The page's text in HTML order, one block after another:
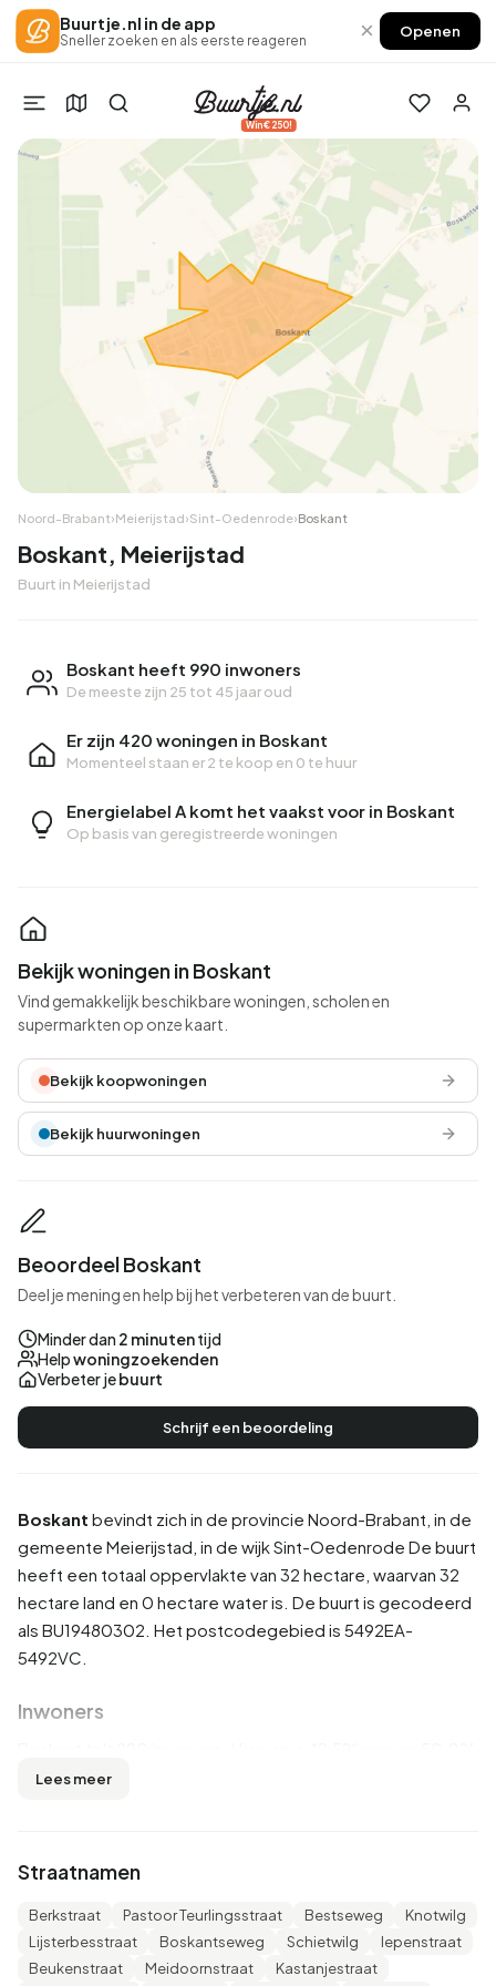
Buurtje.nl in de app
Sneller zoeken en als eerste reageren × Openen
Win €250!
Noord-Brabant›Meierijstad›Sint-Oedenrode›Boskant
Boskant, Meierijstad
Buurt in Meierijstad
Boskant heeft 990 inwoners
De meeste zijn 25 tot 45 jaar oud
Er zijn 420 woningen in Boskant
Momenteel staan er2 te koop en 0 te huur
Energielabel A komt het vaakst voor in Boskant
Op basis van geregistreerde woningen
Boskant bevindt zich in de provincie Noord-Brabant , in de
gemeente Meierijstad , in de wijkSint-Oedenrode De buurt
heeft een totaal oppervlakte van 32 hectare, waarvan 32
hectare land en 0 hectare water is. De buurt is gecodeerd
als BU19480302. Het postcodegebied is 5492EA-
5492VC.
Inwoners
vrouw. De meeste inwoners zijn 25 tot 45 jaar (29,8%). De
ongehuwd, 39,4% is gehuwd, 6,1% is gescheiden en 4,5%
is verweduwd. 860 inwoners komen uit Nederland, 65
komen uit Europa en 70 komen uit landen buiten Europa.
Lees meer
Straatnamen
Berkstraat Pastoor Teurlingsstraat Bestseweg
Knotwilg
Lijsterbesstraat
Boskantseweg Schietwilg
Iepenstraat
Beukenstraat
Meidoornstraat
Kastanjestraat
Bekijk woningen in Boskant
Vind gemakkelijk beschikbare woningen, scholen en
supermarkten op onze kaart.
Bekijk koopwoningen
Bekijk huurwoningen
Beoordeel Boskant
Deel je mening en help bij het verbeteren van de buurt.
Minder dan 2 minutentijd
Helpwoningzoekenden
Verbeter jebuurt
Schrijf een beoordeling